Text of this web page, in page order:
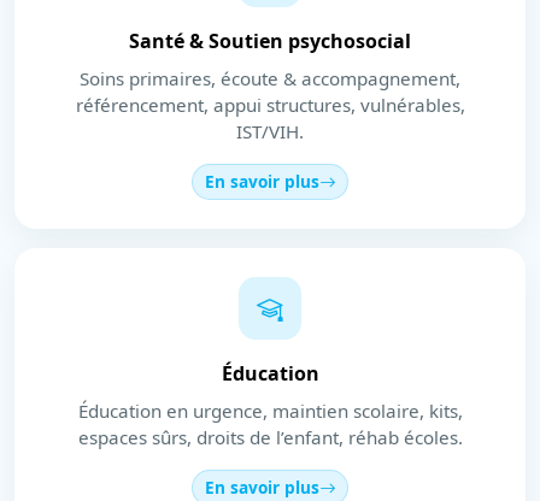
Santé & Soutien psychosocial
Soins primaires, écoute & accompagnement,
référencement, appui structures, vulnérables,
IST/VIH.
En savoir plus
Éducation
Éducation en urgence, maintien scolaire, kits,
espaces sûrs, droits de l’enfant, réhab écoles.
En savoir plus